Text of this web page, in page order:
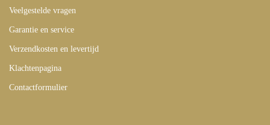
Veelgestelde vragen
Garantie en service
Verzendkosten en levertijd
Klachtenpagina
Contactformulier